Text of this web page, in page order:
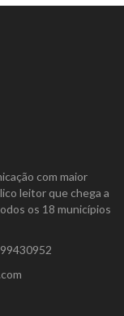
com maior
leitor que chega a
os 18 municípios